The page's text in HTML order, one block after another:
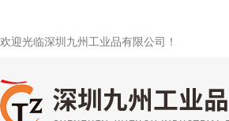
欢迎光临深圳九州工业品有限公司！